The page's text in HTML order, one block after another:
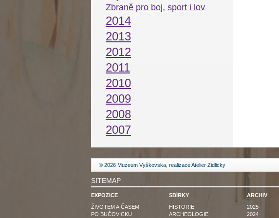
Zbraně pro boj, sport i lov
2014
2013
2012
2011
2010
2009
2008
2007
© 2026 Muzeum Vyškovska, realizaceAtelier Zidlicky
SITEMAP
EXPOZICE
ŽIVOTEM A ČASEM
PO BUČOVICKU
SBÍRKY
HISTORIE
ARCHEOLOGIE
ARCHIV
2025
2024